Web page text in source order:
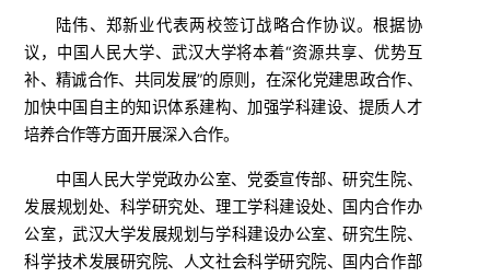
陆伟、郑新业代表两校签订战略合作协议。根据协
议，中国人民大学、武汉大学将本着“资源共享、优势互
补、精诚合作、共同发展”的原则，在深化党建思政合作、
加快中国自主的知识体系建构、加强学科建设、提质人才
培养合作等方面开展深入合作。
中国人民大学党政办公室、党委宣传部、研究生院、
发展规划处、科学研究处、理工学科建设处、国内合作办
公室，武汉大学发展规划与学科建设办公室、研究生院、
科学技术发展研究院、人文社会科学研究院、国内合作部